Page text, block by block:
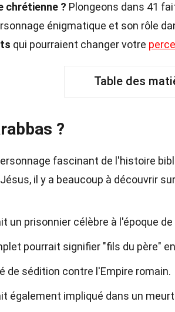
chrétienne ? Plongeons dans 41
énigmatique et son rôle
qui pourraient changer votre
Table des
?
fascinant de l'histoire
il y a beaucoup à découvrir
un prisonnier célèbre à l'époque
pourrait signifier "fils du père"
de sédition contre l'Empire romain.
également impliqué dans un